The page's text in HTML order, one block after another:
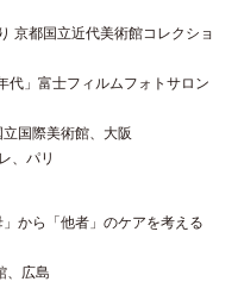
京都国立近代美術館コレクショ
代」富士フィルムフォトサロン
立国際美術館、大阪
、パリ
」から「他者」のケアを考える
、広島